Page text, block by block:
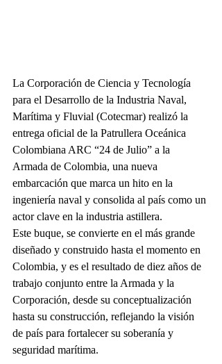
La Corporación de Ciencia y Tecnología
para el Desarrollo de la Industria Naval,
Marítima y Fluvial (Cotecmar) realizó la
entrega oficial de la Patrullera Oceánica
Colombiana ARC “24 de Julio” a la
Armada de Colombia, una nueva
embarcación que marca un hito en la
ingeniería naval y consolida al país como un
actor clave en la industria astillera.
Este buque, se convierte en el más grande
diseñado y construido hasta el momento en
Colombia, y es el resultado de diez años de
trabajo conjunto entre la Armada y la
Corporación, desde su conceptualización
hasta su construcción, reflejando la visión
de país para fortalecer su soberanía y
seguridad marítima.